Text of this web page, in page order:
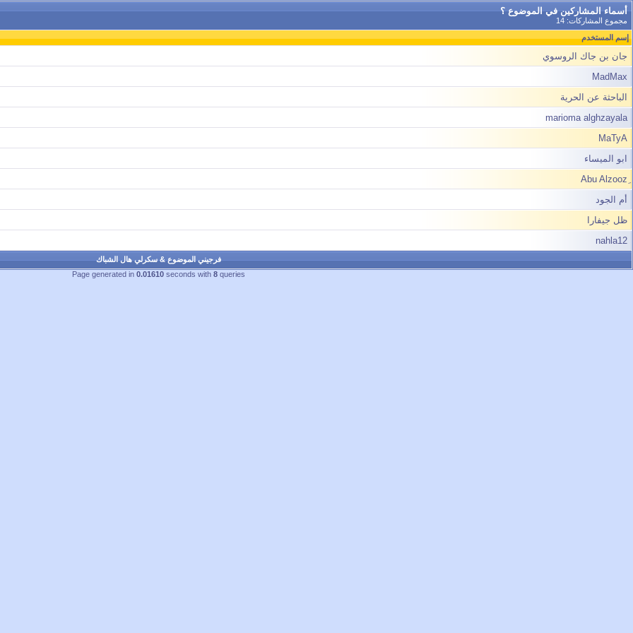
أسماء المشاركين في الموضوع ؟
مجموع المشاركات: 14
إسم المستخدم
جان بن جاك الروسوي
MadMax
الباحثة عن الحرية
marioma alghzayala
MaTyA
ابو الميساء
أم الجود
ظل جيفارا
nahla12
فرجيني الموضوع & سكرلي هال الشباك
Page generated in 0.01610seconds with 8queries